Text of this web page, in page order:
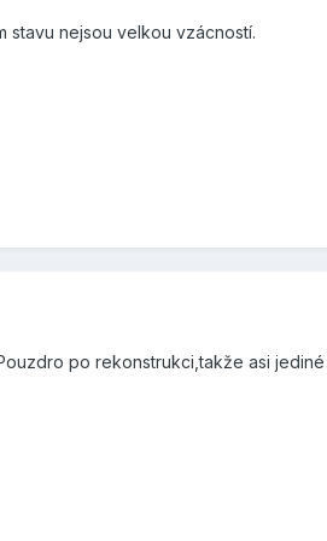
stavu nejsou velkou vzácností.
po rekonstrukci,takže asi